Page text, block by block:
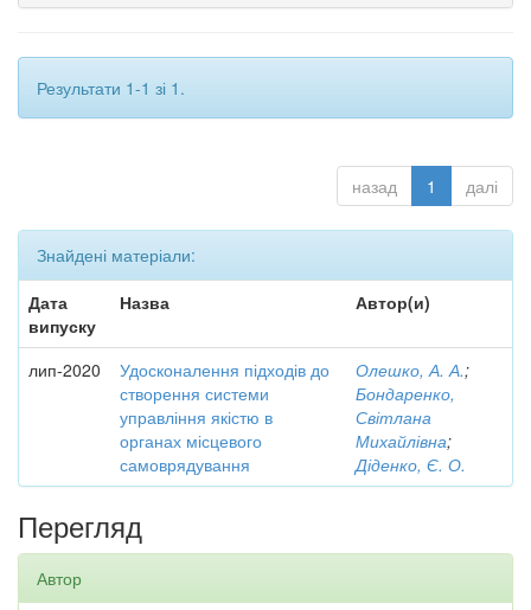
Результати 1-1 зі 1.
назад 1 далі
Знайдені матеріали:
Дата
випуску
Назва Автор(и)
лип-2020
Удосконалення підходів до
створення системи
управління якістю в
органах місцевого
самоврядування
Олешко, А. А.;
Бондаренко,
Світлана
Михайлівна;
Діденко, Є. О.
Перегляд
Автор